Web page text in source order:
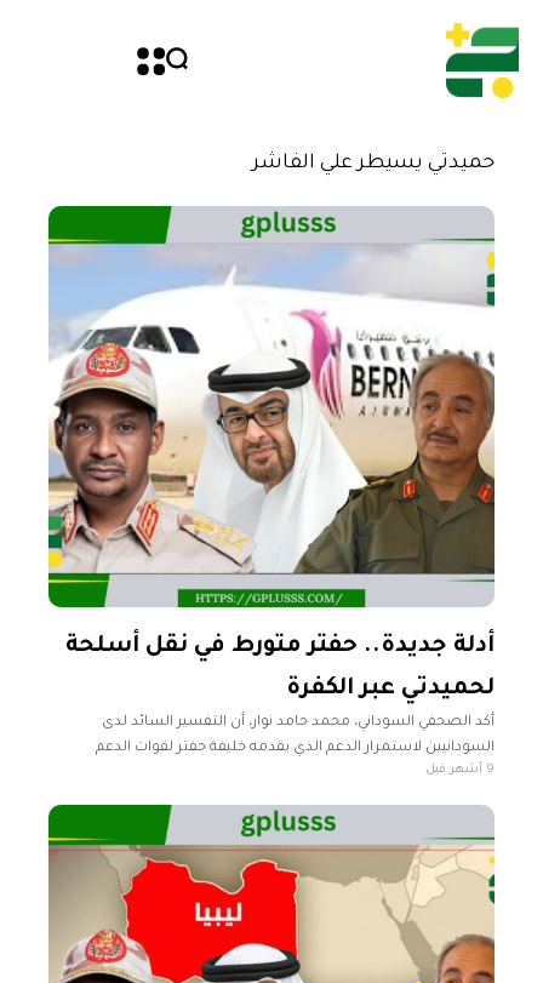
حميدتي يسيطر علي الفاشر
أدلة جديدة.. حفتر متورط في نقل أسلحة
لحميدتي عبر الكفرة
أكد الصحفي السوداني، محمد حامد نوار، أن التفسير السائد لدى
السودانيين لاستمرار الدعم الذي يقدمه خليفة حفتر لقوات الدعم
السريع بقيادة محمد حمدان دقلو (حميدتي)، هو تأكيد القناعة بأن الحرب
9 أشهر قبل